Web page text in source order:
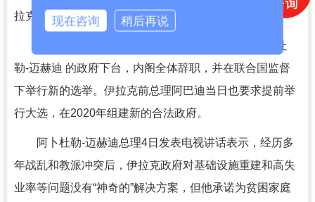
拉克局势不确定性陡增。
伊拉克什叶派宗教*穆克塔达·萨德尔4日要求阿卜杜
勒-迈赫迪 的政府下台，内阁全体辞职，并在联合国监督
下举行新的选举。伊拉克前总理阿巴迪当日也要求提前举
行大选，在2020年组建新的合法政府。
阿卜杜勒-迈赫迪总理4日发表电视讲话表示，经历多
年战乱和教派冲突后，伊拉克政府对基础设施重建和高失
业率等问题没有“神奇的”解决方案，但他承诺为贫困家庭
现在咨询 稍后再说